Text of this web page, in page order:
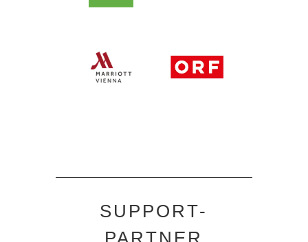
SUPPORT-
PARTNER